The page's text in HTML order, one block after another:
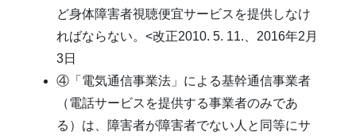
ど身体障害者視聴便宜サービスを提供しなけ
ればならない。<改正2010. 5. 11.、2016年2月
3日
④「電気通信事業法」による基幹通信事業者
（電話サービスを提供する事業者のみであ
る）は、障害者が障害者でない人と同等にサ